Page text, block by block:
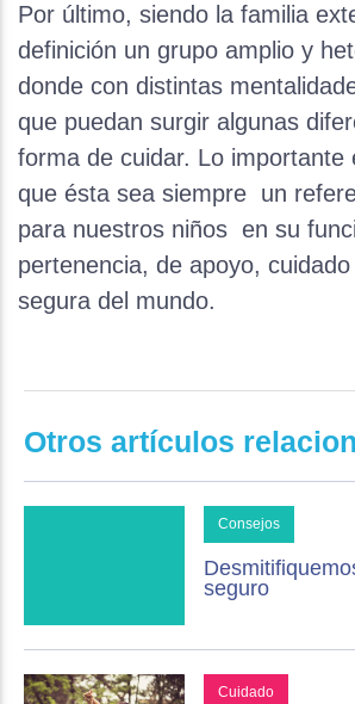
Por último, siendo la familia
definición un grupo amplio y
donde con distintas
que puedan surgir algunas
forma de cuidar. Lo importante
que ésta sea siempre un
para nuestros niños en su
pertenencia, de apoyo,
segura del mundo.
Otros artículos
Consejos
seguro
Cuidado